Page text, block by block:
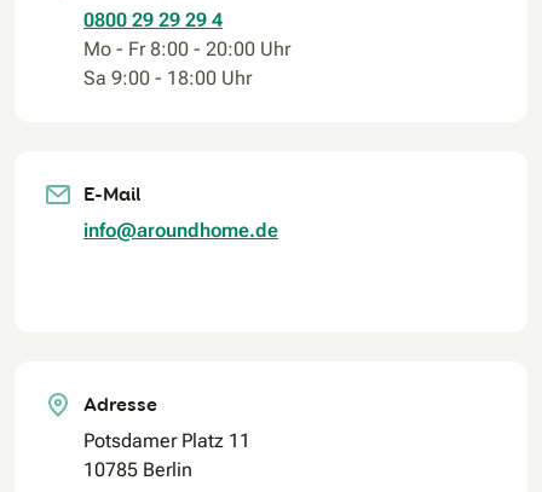
0800 29 29 29 4
Mo - Fr 8:00 - 20:00 Uhr
Sa 9:00 - 18:00 Uhr
E-Mail
info@aroundhome.de
Adresse
Potsdamer Platz 11
10785 Berlin